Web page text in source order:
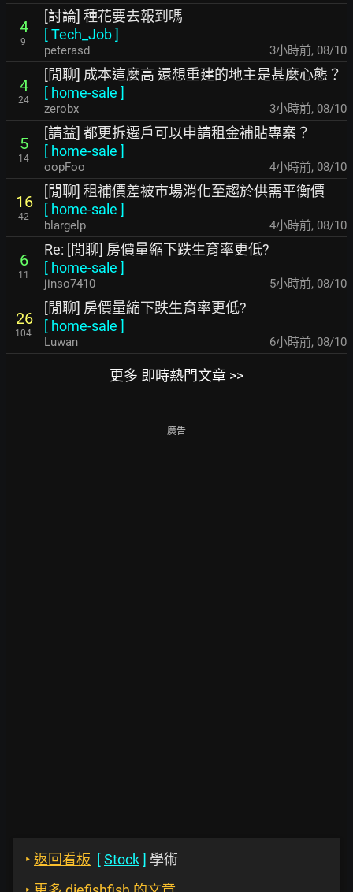
4
9
[討論] 種花要去報到嗎
[Tech_Job]
peterasd 3小時前, 08/10
4
24
[閒聊] 成本這麼高 還想重建的地主是甚麼心態？
[ home-sale ]
zerobx 3小時前, 08/10
5
14
[請益] 都更拆遷戶可以申請租金補貼專案？
[ home-sale ]
oopFoo 4小時前, 08/10
16
42
[閒聊] 租補價差被市場消化至趨於供需平衡價
[ home-sale ]
blargelp 4小時前, 08/10
6
11
Re: [閒聊] 房價量縮下跌生育率更低?
[ home-sale ]
jinso7410 5小時前, 08/10
26
104
[閒聊] 房價量縮下跌生育率更低?
[ home-sale ]
Luwan 6小時前, 08/10
更多 即時熱門文章 >>
廣告
‣ 返回看板 [Stock] 學術